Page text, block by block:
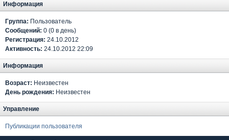
Информация
Группа: Пользователь
Сообщений: 0 (0 в день)
Регистрация: 24.10.2012
Активность: 24.10.2012 22:09
Информация
Возраст: Неизвестен
День рождения: Неизвестен
Управление
Публикации пользователя